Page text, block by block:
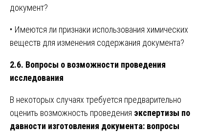
документ?
• Имеются ли признаки использования химических
веществ для изменения содержания документа?
2.6. Вопросы о возможности проведения
исследования
В некоторых случаях требуется предварительно
оценить возможность проведения экспертизы по
давности изготовления документа: вопросы